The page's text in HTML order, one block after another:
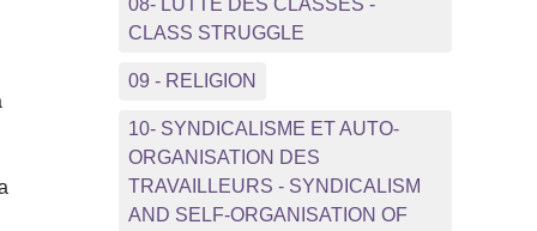
08- LUTTE DES CLASSES -
CLASS STRUGGLE
09 - RELIGION
10- SYNDICALISME ET AUTO-
ORGANISATION DES
TRAVAILLEURS - SYNDICALISM
AND SELF-ORGANISATION OF